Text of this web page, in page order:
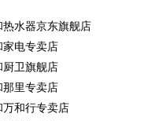
热水器京东旗舰店
家电专卖店
厨卫旗舰店
那里专卖店
万和行专卖店